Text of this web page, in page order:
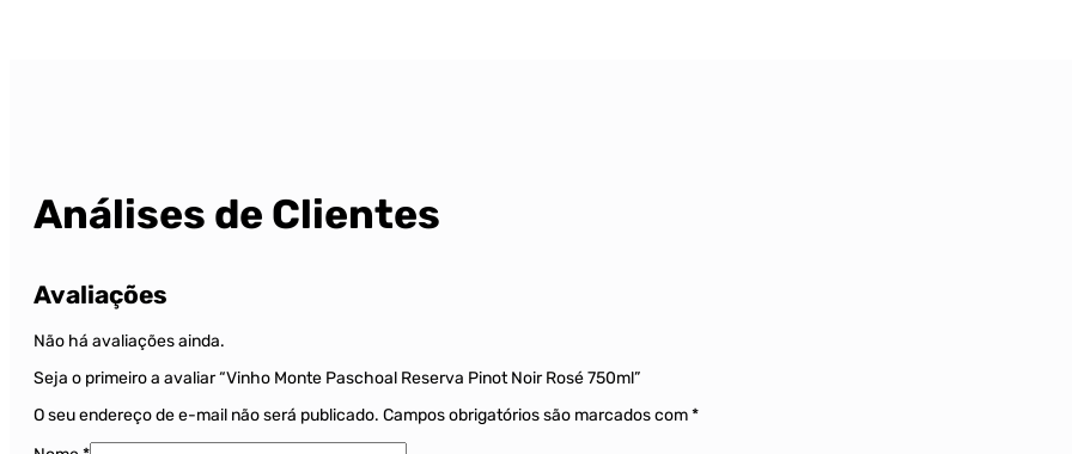
Análises de Clientes
Avaliações
Não há avaliações ainda.
Seja o primeiro a avaliar “Vinho Monte Paschoal Reserva Pinot Noir Rosé 750ml”
O seu endereço de e-mail não será publicado. Campos obrigatórios são marcados com*